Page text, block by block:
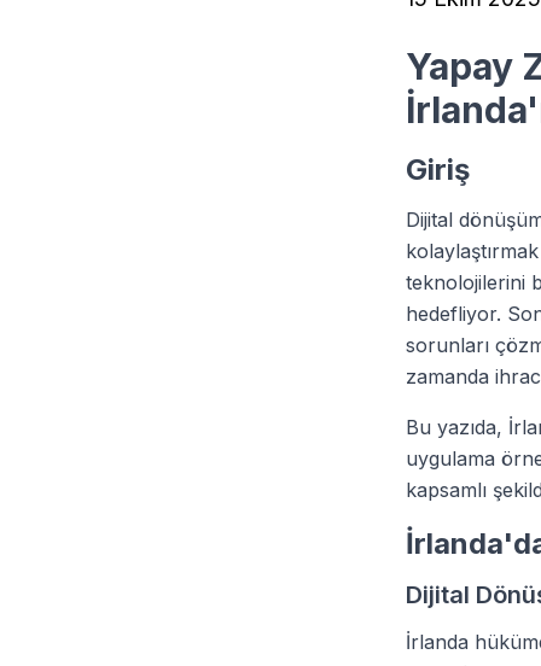
Yapay
Giriş
Dijital
teknolojilerini
hedefliyor.
sorunları
zamanda
Bu yazıda,
uygulama
kapsamlı
Dijital
İrlanda